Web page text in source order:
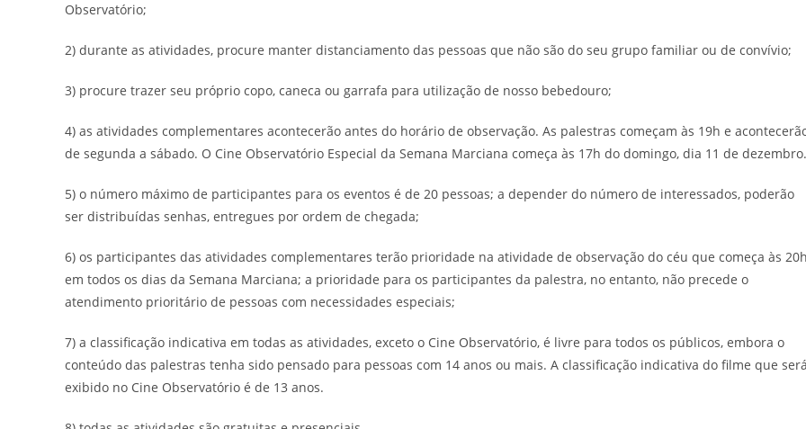
Observatório;
2) durante as atividades, procure manter distanciamento das pessoas que não são do seu grupo familiar ou de convívio;
3) procure trazer seu próprio copo, caneca ou garrafa para utilização de nosso bebedouro;
4) as atividades complementares acontecerão antes do horário de observação. As palestras começam às 19h e
de segunda a sábado. O Cine Observatório Especial da Semana Marciana começa às 17h do domingo, dia 11 de dezembro.
5) o número máximo de participantes para os eventos é de 20 pessoas; a depender do número de interessados, poderão
ser distribuídas senhas, entregues por ordem de chegada;
6) os participantes das atividades complementares terão prioridade na atividade de observação do céu que começa às
em todos os dias da Semana Marciana; a prioridade para os participantes da palestra, no entanto, não precede o
atendimento prioritário de pessoas com necessidades especiais;
7) a classificação indicativa em todas as atividades, exceto o Cine Observatório, é livre para todos os públicos, embora o
conteúdo das palestras tenha sido pensado para pessoas com 14 anos ou mais. A classificação indicativa do filme que
exibido no Cine Observatório é de 13 anos.